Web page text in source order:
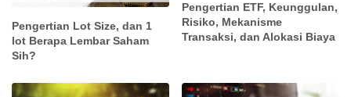
Pengertian Lot Size, dan 1
lot Berapa Lembar Saham
Sih?
Pengertian ETF, Keunggulan,
Risiko, Mekanisme
Transaksi, dan Alokasi Biaya